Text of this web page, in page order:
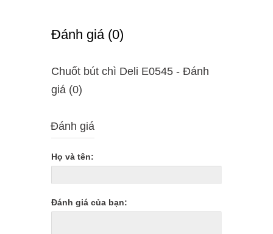
Ðánh giá (0)
Chuốt bút chì Deli E0545 - Ðánh
giá (0)
Đánh giá
Họ và tên:
Đánh giá của bạn: